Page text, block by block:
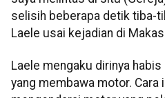
selisih beberapa detik tiba-
Laele usai kejadian di
Laele mengaku dirinya
yang membawa motor. Cara